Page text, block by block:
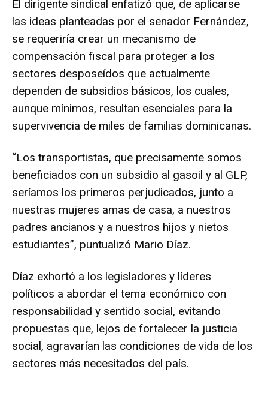
El dirigente sindical enfatizó que, de aplicarse
las ideas planteadas por el senador Fernández,
se requeriría crear un mecanismo de
compensación fiscal para proteger a los
sectores desposeídos que actualmente
dependen de subsidios básicos, los cuales,
aunque mínimos, resultan esenciales para la
supervivencia de miles de familias dominicanas.
“Los transportistas, que precisamente somos
beneficiados con un subsidio al gasoil y al GLP,
seríamos los primeros perjudicados, junto a
nuestras mujeres amas de casa, a nuestros
padres ancianos y a nuestros hijos y nietos
estudiantes”, puntualizó Mario Díaz.
Díaz exhortó a los legisladores y líderes
políticos a abordar el tema económico con
responsabilidad y sentido social, evitando
propuestas que, lejos de fortalecer la justicia
social, agravarían las condiciones de vida de los
sectores más necesitados del país.